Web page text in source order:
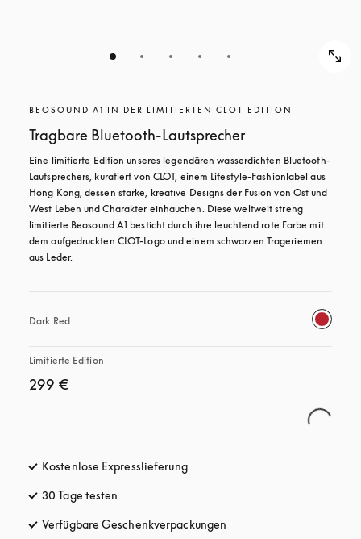
BEOSOUND A1 IN DER LIMITIERTEN CLOT-EDITION
Tragbare Bluetooth-Lautsprecher
Eine limitierte Edition unseres legendären wasserdichten Bluetooth-
Lautsprechers, kuratiert von CLOT, einem Lifestyle-Fashionlabel aus
Hong Kong, dessen starke, kreative Designs der Fusion von Ost und
West Leben und Charakter einhauchen. Diese weltweit streng
limitierte Beosound A1 besticht durch ihre leuchtend rote Farbe mit
dem aufgedruckten CLOT-Logo und einem schwarzen Trageriemen
aus Leder.
Dark Red
Limitierte Edition
299 €
Kostenlose Expresslieferungöffnet sich in einem neuen Tab
30 Tage testen
Verfügbare Geschenkverpackungen